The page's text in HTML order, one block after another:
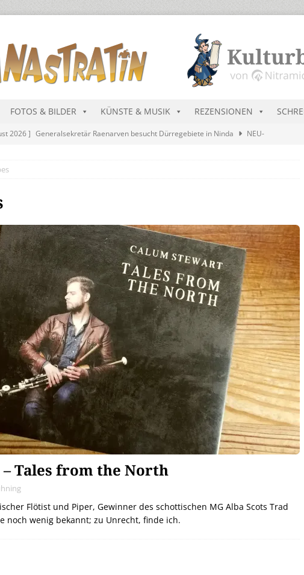
FOTOS & BILDER KÜNSTE & MUSIK REZENSIONEN
2026 ] Generalsekretär Raenarven besucht Dürregebiete in Ninda
NEU-
2026 ]
]
]
2026 ]
Die Niarts Charts im August 2026 MUSIK
Tales from the North
Flötist und Piper, Gewinner des schottischen MG Alba Scots Trad
noch wenig bekannt; zu Unrecht, finde ich.